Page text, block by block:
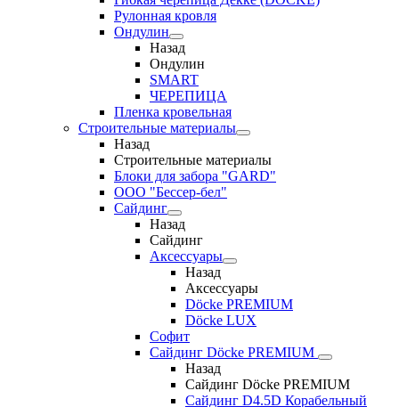
Рулонная кровля
Ондулин
Назад
Ондулин
SMART
ЧЕРЕПИЦА
Пленка кровельная
Строительные материалы
Назад
Строительные материалы
Блоки для забора "GARD"
ООО "Бессер-бел"
Сайдинг
Назад
Сайдинг
Аксессуары
Назад
Аксессуары
Döcke PREMIUM
Döcke LUX
Софит
Сайдинг Döcke PREMIUM
Назад
Сайдинг Döcke PREMIUM
Сайдинг D4.5D Корабельный